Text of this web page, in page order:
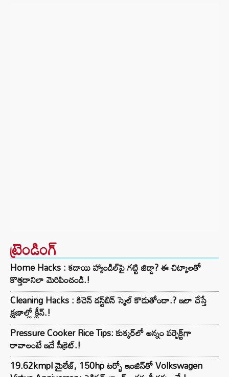
ట్రెండింగ్‌
Home Hacks : కడాయి హ్యాండిల్‌పై గట్టి జిడ్డా? ఈ చిట్కాలతో
కొత్తదానిలా మెరిపించండి.!
Cleaning Hacks : కిచెన్ డస్ట్‌బిన్ స్మెల్ కొడుతోందా.? ఇలా చేస్తే
క్షణాల్లో క్లీన్.!
Pressure Cooker Rice Tips: కుక్కర్‌లో అన్నం పర్ఫెక్ట్‌గా
రావాలంటే ఇదే సీక్రెట్.!
19.62kmpl మైలేజ్, 150hp టర్బో ఇంజిన్‌తో Volkswagen